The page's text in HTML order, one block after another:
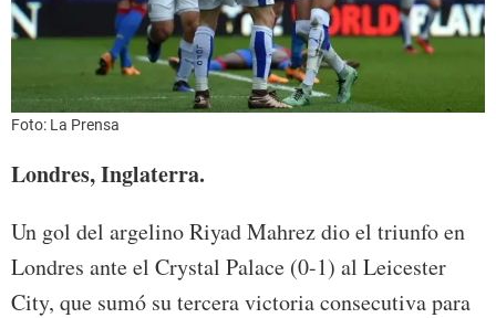
Foto: La Prensa
Londres, Inglaterra.
Un gol del argelino Riyad Mahrez dio el triunfo en
Londres ante el Crystal Palace (0-1) al Leicester
City, que sumó su tercera victoria consecutiva para